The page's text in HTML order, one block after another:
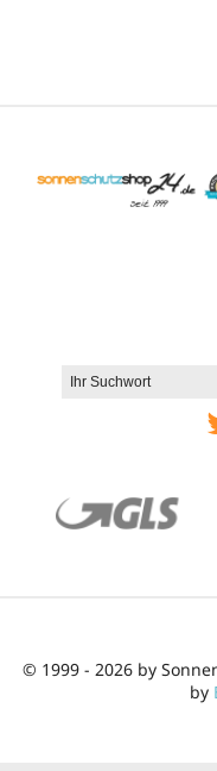
© 1999 - 2026 by
by